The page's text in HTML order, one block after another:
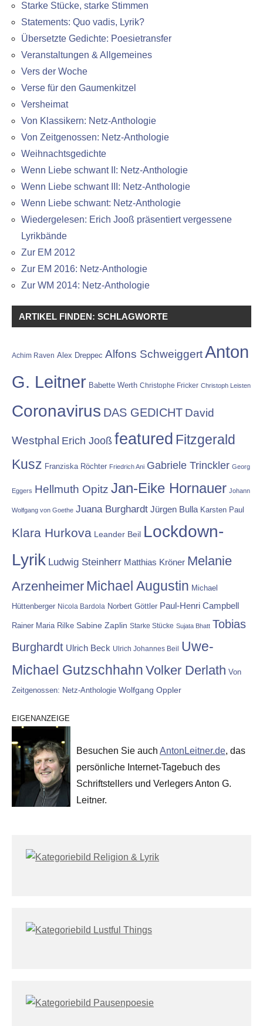
Starke Stücke, starke Stimmen
Statements: Quo vadis, Lyrik?
Übersetzte Gedichte: Poesietransfer
Veranstaltungen & Allgemeines
Vers der Woche
Verse für den Gaumenkitzel
Versheimat
Von Klassikern: Netz-Anthologie
Von Zeitgenossen: Netz-Anthologie
Weihnachtsgedichte
Wenn Liebe schwant II: Netz-Anthologie
Wenn Liebe schwant III: Netz-Anthologie
Wenn Liebe schwant: Netz-Anthologie
Wiedergelesen: Erich Jooß präsentiert vergessene
Lyrikbände
Zur EM 2012
Zur EM 2016: Netz-Anthologie
Zur WM 2014: Netz-Anthologie
ARTIKEL FINDEN: SCHLAGWORTE
Achim Raven Alex Dreppec Alfons SchweiggertAnton
G. Leitner Babette Werth Christophe Fricker Christoph Leisten
Coronavirus DAS GEDICHT David
Westphal Erich Jooß featured Fitzgerald
Kusz Franziska Röchter Friedrich Ani Gabriele Trinckler Georg
Eggers Hellmuth Opitz Jan-Eike Hornauer Johann
Wolfgang von Goethe Juana Burghardt Jürgen Bulla Karsten Paul
Klara Hurkova Leander Beil Lockdown-
Lyrik Ludwig Steinherr Matthias Kröner Melanie
Arzenheimer Michael Augustin Michael
Hüttenberger Nicola Bardola Norbert Göttler Paul-Henri Campbell
Rainer Maria Rilke Sabine Zaplin Starke Stücke Sujata Bhatt Tobias
Burghardt Ulrich Beck Ulrich Johannes Beil
Uwe-
Michael Gutzschhahn Volker Derlath Von
Zeitgenossen: Netz-Anthologie Wolfgang Oppler
EIGENANZEIGE
Besuchen Sie auch AntonLeitner.de, das
persönliche Internet-Tagebuch des
Schriftstellers und Verlegers Anton G.
Leitner.